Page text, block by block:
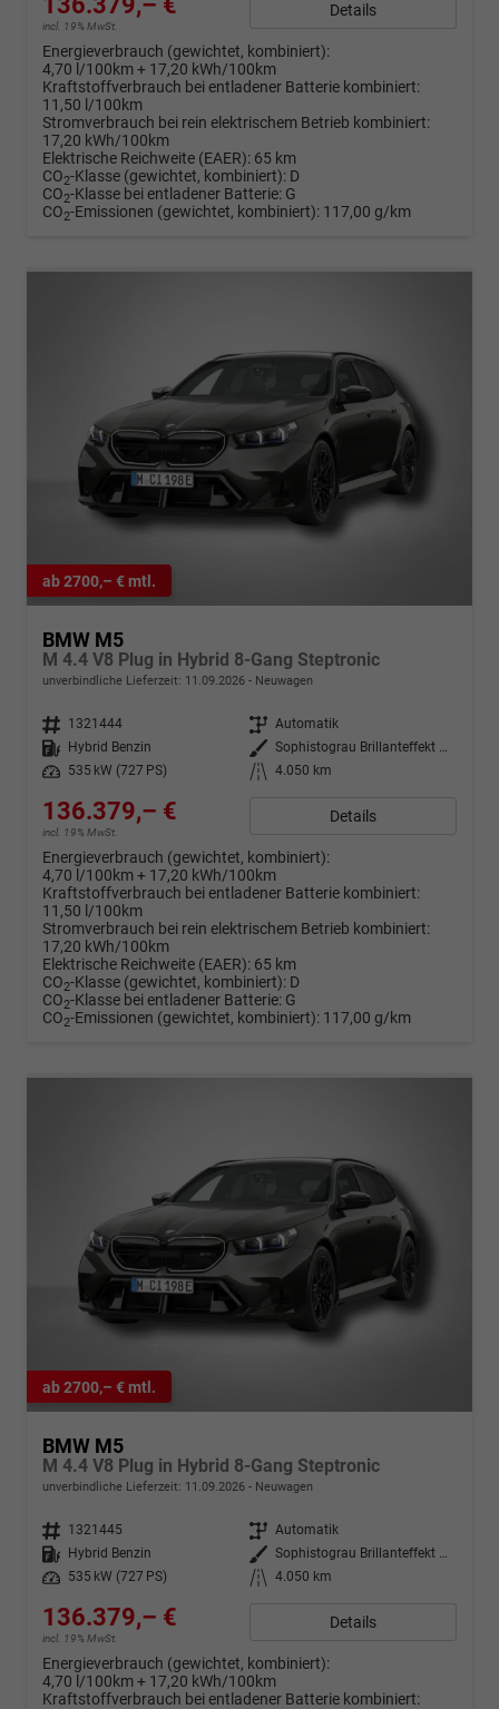
incl. 19% MwSt.
Details
Energieverbrauch (gewichtet, kombiniert):
4,70 l/100km + 17,20 kWh/100km
Kraftstoffverbrauch bei entladener Batterie kombiniert:
11,50 l/100km
Stromverbrauch bei rein elektrischem Betrieb kombiniert:
17,20 kWh/100km
Elektrische Reichweite (EAER): 65 km
CO2-Klasse (gewichtet, kombiniert): D
CO2-Klasse bei entladener Batterie: G
CO2-Emissionen (gewichtet, kombiniert): 117,00 g/km
ab 2700,– € mtl.
BMW M5
M 4.4 V8 Plug in Hybrid 8-Gang Steptronic
unverbindliche Lieferzeit: 11.09.2026 Neuwagen
Fahrzeugnr. 1321444 Getriebe Automatik
Kraftstoff
Hybrid Benzin Außenfarbe
Sophistograu Brillanteffekt metallic
Leistung
535 kW (727 PS) Kilometerstand 4.050 km
136.379,– €
incl. 19% MwSt.
Details
Energieverbrauch (gewichtet, kombiniert):
4,70 l/100km + 17,20 kWh/100km
Kraftstoffverbrauch bei entladener Batterie kombiniert:
11,50 l/100km
Stromverbrauch bei rein elektrischem Betrieb kombiniert:
17,20 kWh/100km
Elektrische Reichweite (EAER): 65 km
CO2-Klasse (gewichtet, kombiniert): D
CO2-Klasse bei entladener Batterie: G
CO2-Emissionen (gewichtet, kombiniert): 117,00 g/km
ab 2700,– € mtl.
BMW M5
M 4.4 V8 Plug in Hybrid 8-Gang Steptronic
unverbindliche Lieferzeit: 11.09.2026 Neuwagen
Fahrzeugnr. 1321445 Getriebe Automatik
Kraftstoff
Hybrid Benzin Außenfarbe
Sophistograu Brillanteffekt metallic
Leistung
535 kW (727 PS) Kilometerstand 4.050 km
136.379,– €
incl. 19% MwSt.
Details
Energieverbrauch (gewichtet, kombiniert):
4,70 l/100km + 17,20 kWh/100km
Kraftstoffverbrauch bei entladener Batterie kombiniert: